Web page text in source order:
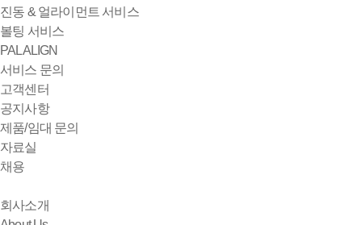
진동 & 얼라이먼트 서비스
볼팅 서비스
PALALIGN
서비스 문의
고객센터
공지사항
제품/임대 문의
자료실
채용
회사소개